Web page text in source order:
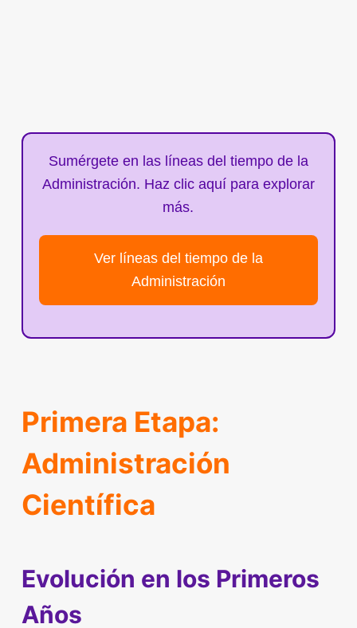
Sumérgete en las líneas del tiempo de la
Administración. Haz clic aquí para explorar
más.
Ver líneas del tiempo de la
Administración
Primera Etapa:
Administración
Científica
Evolución en los Primeros
Años